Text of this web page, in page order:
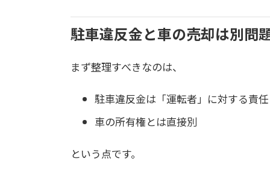
駐車違反金と車の売却は別問
まず整理すべきなのは、
駐車違反金は「運転者」に対する責任
車の所有権とは直接別
という点です。